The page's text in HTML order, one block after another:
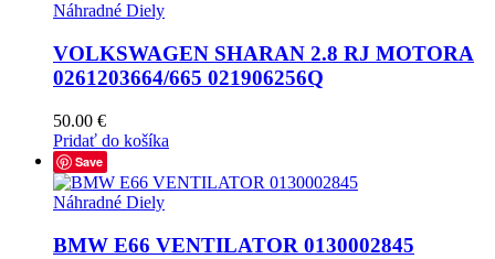
Náhradné Diely
VOLKSWAGEN SHARAN 2.8 RJ MOTORA
0261203664/665 021906256Q
50.00 €
Pridať do košíka
Save
Náhradné Diely
BMW E66 VENTILATOR 0130002845